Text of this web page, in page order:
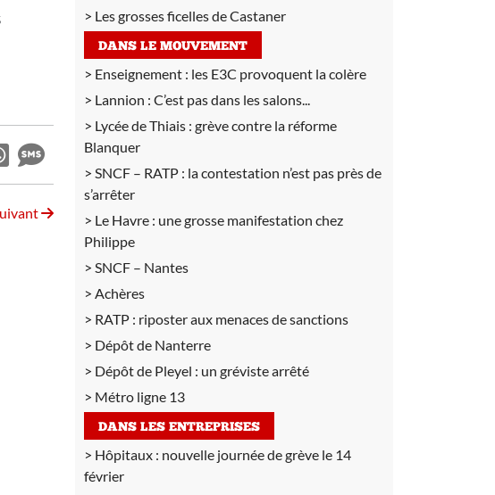
Les grosses ficelles de Castaner
DANS LE MOUVEMENT
Enseignement : les E3C provoquent la colère
Lannion : C’est pas dans les salons...
Lycée de Thiais : grève contre la réforme
Blanquer
SNCF – RATP : la contestation n’est pas près de
s’arrêter
Le Havre : une grosse manifestation chez
Philippe
SNCF – Nantes
Achères
RATP : riposter aux menaces de sanctions
Dépôt de Nanterre
Dépôt de Pleyel : un gréviste arrêté
Métro ligne 13
DANS LES ENTREPRISES
Hôpitaux : nouvelle journée de grève le 14
février